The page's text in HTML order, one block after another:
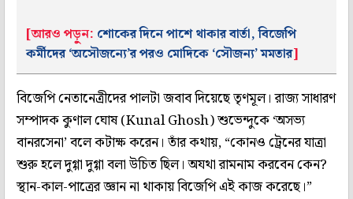
[আরও পড়ুন: শোকের দিনে পাশে থাকার বার্তা, বিজেপি
কর্মীদের ‘অসৌজন্যে’র পরও মোদিকে ‘সৌজন্য’ মমতার]
বিজেপি নেতানেত্রীদের পালটা জবাব দিয়েছে তৃণমূল। রাজ্য সাধারণ
সম্পাদক কুণাল ঘোষ (Kunal Ghosh) শুভেন্দুকে ‘অসভ্য
বানরসেনা’ বলে কটাক্ষ করেন। তাঁর কথায়, “কোনও ট্রেনের যাত্রা
শুরু হলে দুগ্গা দুগ্গা বলা উচিত ছিল। অযথা রামনাম করবেন কেন?
স্থান-কাল-পাত্রের জ্ঞান না থাকায় বিজেপি এই কাজ করেছে।”